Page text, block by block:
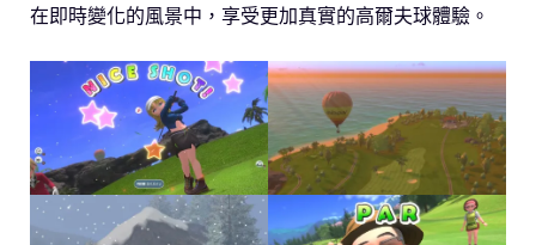
在即時變化的風景中，享受更加真實的高爾夫球體驗。